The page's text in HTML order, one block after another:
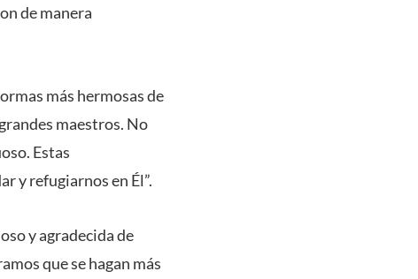
de manera
más hermosas de
maestros. No
Estas
y refugiarnos en Él”.
y agradecida de
que se hagan más